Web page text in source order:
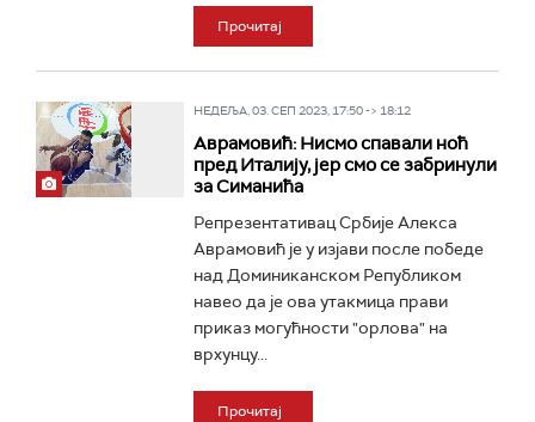
Прочитај
НЕДЕЉА, 03. СЕП 2023, 17:50 -> 18:12
Аврамовић: Нисмо спавали ноћ
пред Италију, јер смо се забринули
за Симанића
Репрезентативац Србије Алекса
Аврамовић је у изјави после победе
над Доминиканском Републиком
навео да је ова утакмица прави
приказ могућности "орлова" на
врхунцу...
Прочитај